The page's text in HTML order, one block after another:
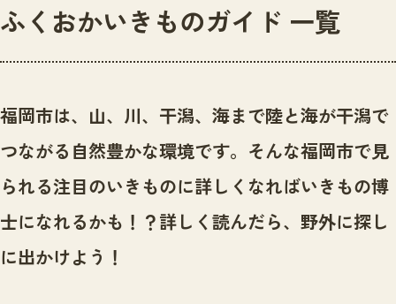
センター紹介
センター紹介TOP
サイトポリシー
プライバシーポリシー
ニュースTOP
市の取組み
いきものガイド
いきものガイドTOP
注目のいきもの
生物多様性のめぐみ
イベント
いきもの調査隊
調査レポート
ふくおかいきものガイド 一覧
福岡市は、山、川、干潟、海まで陸と海が干潟で
つながる自然豊かな環境です。 そんな福岡市で見
られる注目のいきものに詳しくなればいきもの博
士になれるかも！？詳しく読んだら、野外に探し
に出かけよう！